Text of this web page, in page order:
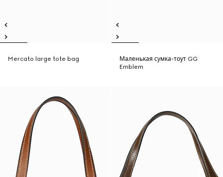
Mercato large tote bag
Маленькая сумка-тоут GG
Emblem